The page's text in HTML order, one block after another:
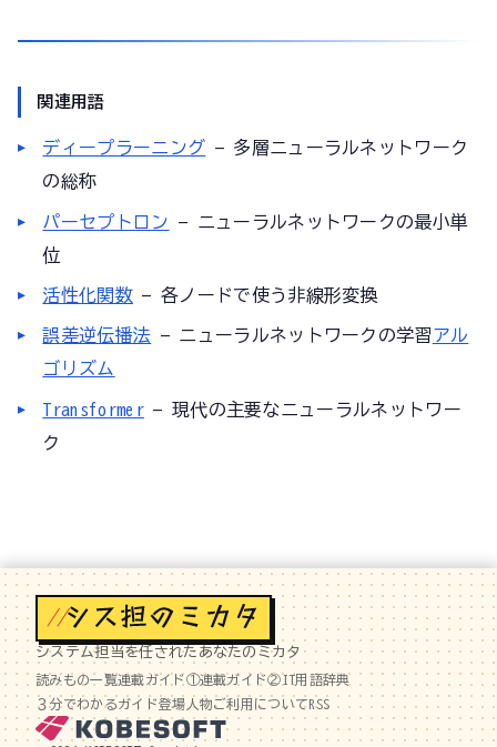
関連用語
ディープラーニング — 多層ニューラルネットワーク
の総称
パーセプトロン
— ニューラルネットワークの最小単
位
活性化関数 — 各ノードで使う非線形変換
誤差逆伝播法 — ニューラルネットワークの学習アル
ゴリズム
Transformer— 現代の主要なニューラルネットワー
ク
//
システム担当を任されたあなたのミカタ
読みもの一覧連載ガイド①連載ガイド②IT用語辞典
３分でわかるガイド登場人物ご利用についてRSS